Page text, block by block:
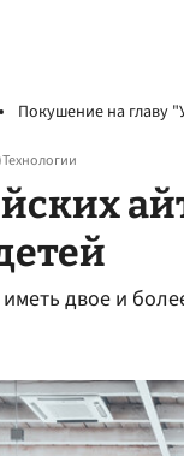
Покушение на главу
Технологии
двое и